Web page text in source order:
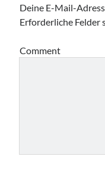
Deine E-Mail-
Erforderliche Felder
Comment